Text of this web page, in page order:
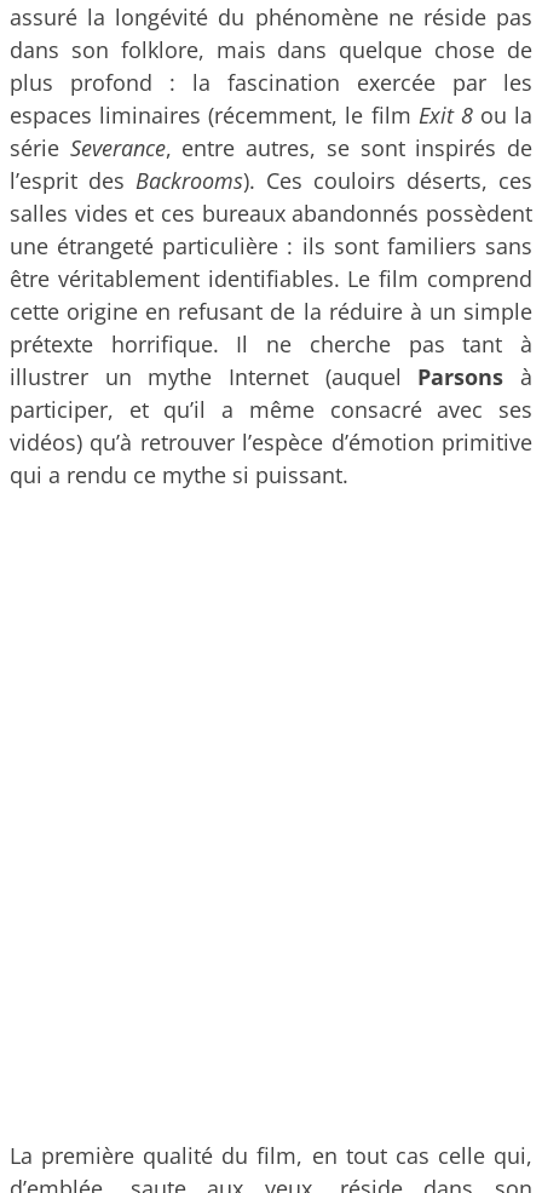
assuré la longévité du phénomène ne réside pas
dans son folklore, mais dans quelque chose de
plus profond : la fascination exercée par les
espaces liminaires (récemment, le film Exit 8ou la
série Severance, entre autres, se sont inspirés de
l’esprit des Backrooms). Ces couloirs déserts, ces
salles vides et ces bureaux abandonnés possèdent
une étrangeté particulière : ils sont familiers sans
être véritablement identifiables. Le film comprend
cette origine en refusant de la réduire à un simple
prétexte horrifique. Il ne cherche pas tant à
illustrer un mythe Internet (auquel Parsons à
participer, et qu’il a même consacré avec ses
vidéos) qu’à retrouver l’espèce d’émotion primitive
qui a rendu ce mythe si puissant.
La première qualité du film, en tout cas celle qui,